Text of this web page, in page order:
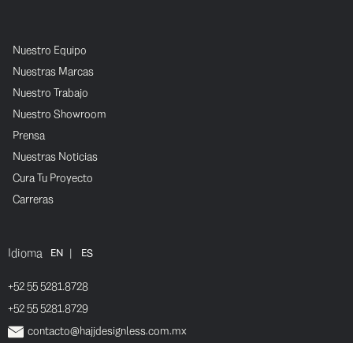
Nuestro Equipo
Nuestras Marcas
Nuestro Trabajo
Nuestro Showroom
Prensa
Nuestras Noticias
Cura Tu Proyecto
Carreras
Idioma EN ES
+52 55 5281.8728
+52 55 5281.8729
contacto@hajjdesignless.com.mx